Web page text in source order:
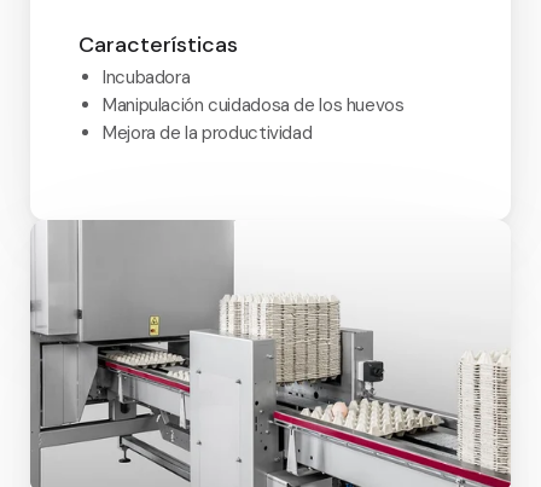
Características
Incubadora
Manipulación cuidadosa de los huevos
Mejora de la productividad